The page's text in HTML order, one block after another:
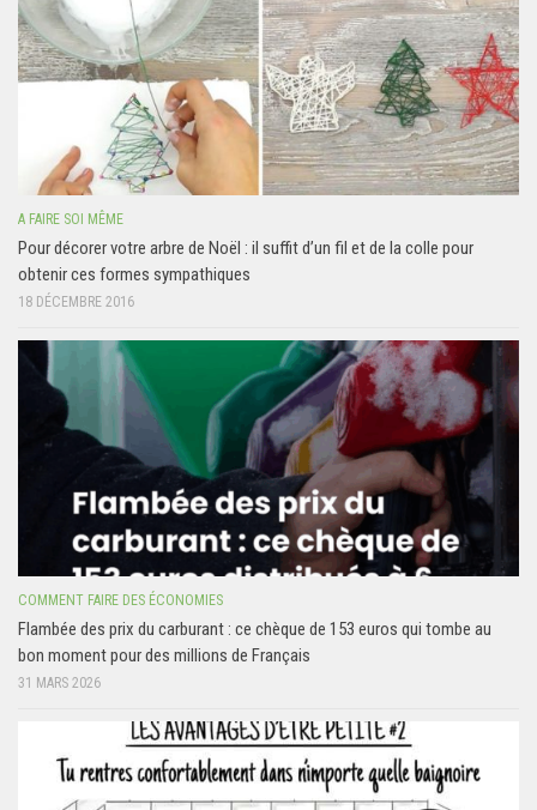
A FAIRE SOI MÊME
Pour décorer votre arbre de Noël : il suffit d’un fil et de la colle pour
obtenir ces formes sympathiques
18 DÉCEMBRE 2016
COMMENT FAIRE DES ÉCONOMIES
Flambée des prix du carburant : ce chèque de 153 euros qui tombe au
bon moment pour des millions de Français
31 MARS 2026